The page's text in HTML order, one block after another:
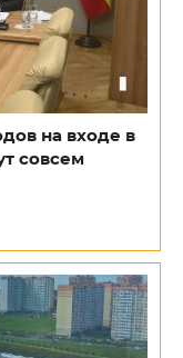
на входе в
совсем